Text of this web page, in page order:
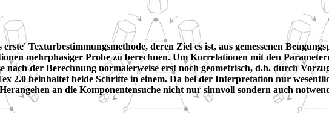
Texturbestimmungsmethode, deren Ziel es ist, aus gemessenen
mehrphasiger Probe zu berechnen. Um Korrelationen mit den
nach der Berechnung normalerweise erst noch geometrisch, d.h. durch
2.0 beinhaltet beide Schritte in einem. Da bei der Interpretation nur
an die Komponentensuche nicht nur sinnvoll sondern auch